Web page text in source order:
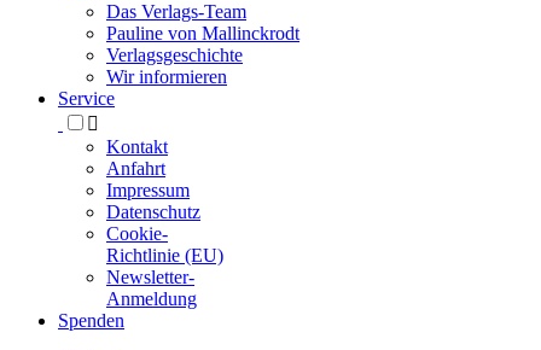
Das Verlags-Team
Pauline von Mallinckrodt
Verlagsgeschichte
Wir informieren
Service

Kontakt
Anfahrt
Impressum
Datenschutz
Cookie-
Richtlinie (EU)
Newsletter-
Anmeldung
Spenden